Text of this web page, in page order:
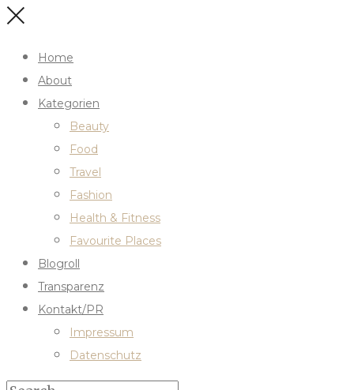
Home
About
Kategorien
Beauty
Food
Travel
Fashion
Health & Fitness
Favourite Places
Blogroll
Transparenz
Kontakt/PR
Impressum
Datenschutz